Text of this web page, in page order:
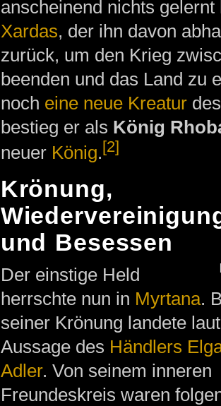
anscheinend nichts
Xardas, der ihn davon
zurück, um den Krieg
beenden und das Land zu
noch eine neue Kreatur
bestieg er als König
neuer König.[2]
Krönung,
und Besessen
Der einstige Held
herrschte nun in Myrtana.
seiner Krönung landete laut
Aussage des Händlers
Adler. Von seinem inneren
Freundeskreis waren